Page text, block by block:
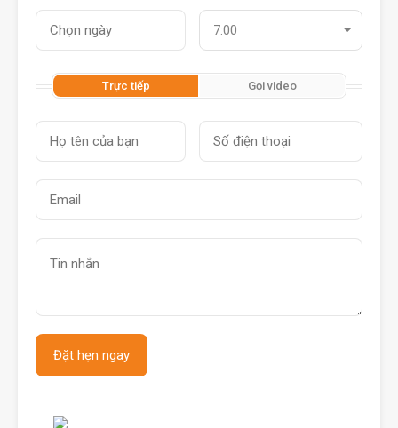
7:00
Trực tiếp Gọi video